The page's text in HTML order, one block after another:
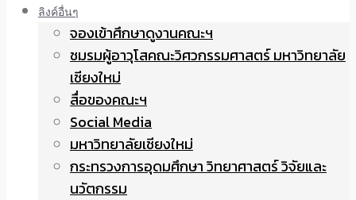
ลิงค์อื่นๆ
จองเข้าศึกษาดูงานคณะฯ
ชมรมผู้อาวุโสคณะวิศวกรรมศาสตร์ มหาวิทยาลัย
เชียงใหม่
สื่อของคณะฯ
Social Media
มหาวิทยาลัยเชียงใหม่
กระทรวงการอุดมศึกษา วิทยาศาสตร์ วิจัยและ
นวัตกรรม